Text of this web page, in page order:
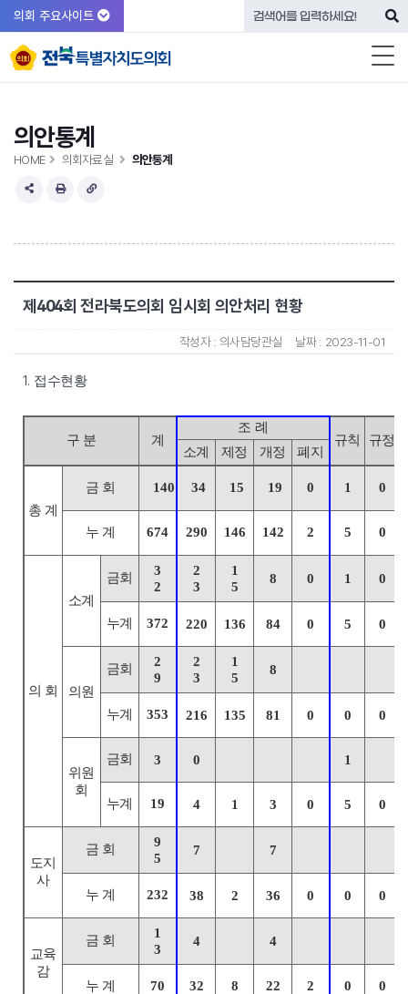
의회 주요사이트
의안통계
HOME 의회자료실 의안통계
제404회 전라북도의회 임시회 의안처리 현황
작성자 : 의사담당관실 날짜 : 2023-11-01
1. 접수현황
구 분 계
조 례
규칙
규정
소계 제정 개정 폐지
총 계
금 회 140 34 15 19 0 1 0
누 계 674 290 146 142 2 5 0
의 회
소계
금회
3
2
2
3
1
5
8 0 1 0
누계 372 220 136 84 0 5 0
의원
금회
2
9
2
3
1
5
8
누계 353 216 135 81 0 0 0
위원
회
금회 3 0 1
누계 19 4 1 3 0 5 0
도지
사
금 회
9
5
7 7
누 계 232 38 2 36 0 0 0
교육
감
금 회
1
3
4 4
누 계 70 32 8 22 2 0 0